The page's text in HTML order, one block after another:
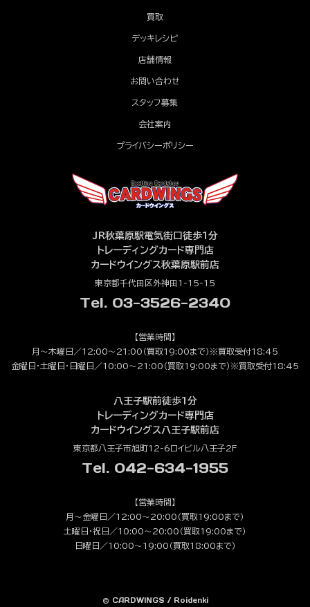
買取
デッキレシピ
店舗情報
お問い合わせ
スタッフ募集
会社案内
プライバシーポリシー
JR秋葉原駅電気街口徒歩1分
トレーディングカード専門店
カードウイングス秋葉原駅前店
東京都千代田区外神田1-15-15
Tel. 03-3526-2340
【営業時間】
月～木曜日／12:00～21:00（買取19:00まで）※買取受付18:45
金曜日・土曜日・日曜日／10:00～21:00（買取19:00まで）※買取受付18:45
八王子駅前徒歩1分
トレーディングカード専門店
カードウイングス八王子駅前店
東京都八王子市旭町12-6ロイビル八王子2F
Tel. 042-634-1955
【営業時間】
月～金曜日／12:00～20:00（買取19:00まで）
土曜日・祝日／10:00～20:00（買取19:00まで）
日曜日／10:00～19:00（買取18:00まで）
© CARDWINGS / Roidenki